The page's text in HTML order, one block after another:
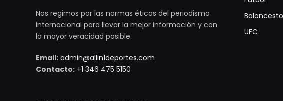
Nos regimos por las normas éticas del periodismo
internacional para llevar la mejor información y con
la mayor veracidad posible.
Email: admin@allin1deportes.com
Contacto: +1 346 475 5150
Baloncesto
UFC